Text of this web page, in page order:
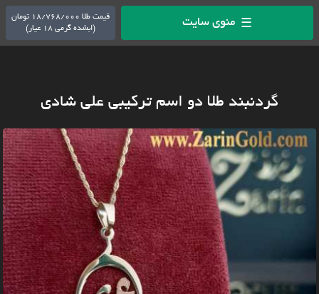
☰ منوی سایت
قیمت طلا 18/768/000 تومان
(ابشده گرمی 18 عیار)
گردنبند طلا دو اسم ترکیبی علی شادی